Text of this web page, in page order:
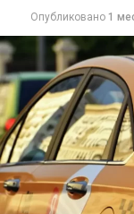
Опубликовано 1